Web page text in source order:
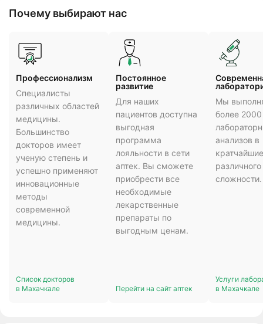
Почему выбирают нас
Профессионализм
Специалисты
различных областей
медицины.
Большинство
докторов имеет
ученую степень и
успешно применяют
инновационные
методы
современной
медицины.
Список докторов
в Махачкале
Постоянное
развитие
Для наших
пациентов доступна
выгодная
программа
лояльности в сети
аптек. Вы сможете
приобрести все
необходимые
лекарственные
препараты по
выгодным ценам.
Перейти на сайт аптек
Мы
более
анализов в
сложности.
Услуги
в Махачкале